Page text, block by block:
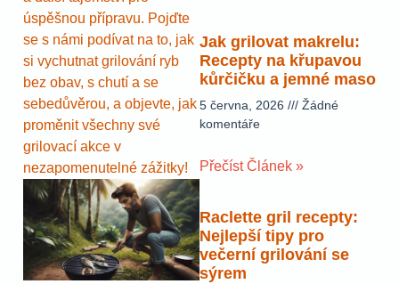
úspěšnou přípravu. Pojďte
se s námi podívat na to, jak
si vychutnat grilování ryb
bez obav, s chutí a se
sebedůvěrou, a objevte, jak
proměnit všechny své
grilovací akce v
nezapomenutelné zážitky!
Jak grilovat makrelu:
Recepty na křupavou
kůrčičku a jemné maso
5 června, 2026
Žádné
komentáře
Přečíst Článek »
Raclette gril recepty:
Nejlepší tipy pro
večerní grilování se
sýrem